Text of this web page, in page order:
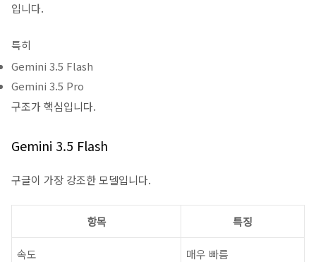
입니다.
특히
Gemini 3.5 Flash
Gemini 3.5 Pro
구조가 핵심입니다.
Gemini 3.5 Flash
구글이 가장 강조한 모델입니다.
항목 특징
속도 매우 빠름